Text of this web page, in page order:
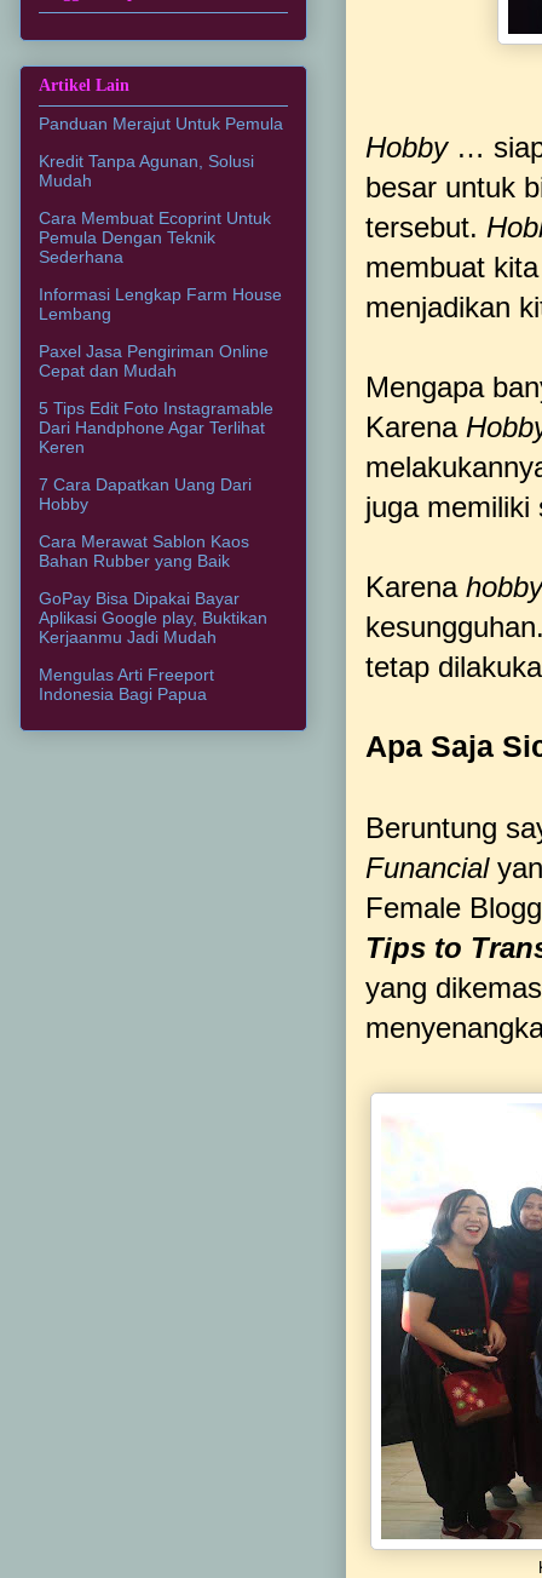
Hobby…
besar untuk
tersebut.
membuat
menjadikan
Mengapa
Karena
juga memiliki
Karena hobby
tetap
Apa Saja
Beruntung
Funancial
Female
Tips to
yang
Artikel Lain
Panduan Merajut Untuk Pemula
Kredit Tanpa Agunan, Solusi
Mudah
Cara Membuat Ecoprint Untuk
Pemula Dengan Teknik
Sederhana
Informasi Lengkap Farm House
Lembang
Paxel Jasa Pengiriman Online
Cepat dan Mudah
5 Tips Edit Foto Instagramable
Dari Handphone Agar Terlihat
Keren
7 Cara Dapatkan Uang Dari
Hobby
Cara Merawat Sablon Kaos
Bahan Rubber yang Baik
GoPay Bisa Dipakai Bayar
Aplikasi Google play, Buktikan
Kerjaanmu Jadi Mudah
Mengulas Arti Freeport
Indonesia Bagi Papua